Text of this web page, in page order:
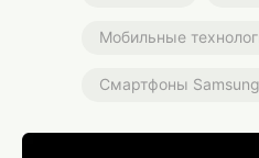
Мобильные
Смартфоны Samsung